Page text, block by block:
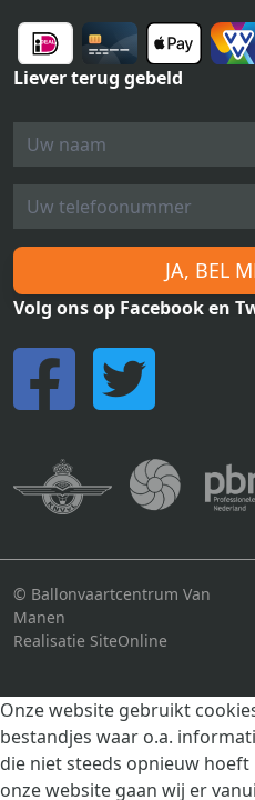
Liever terug gebeld
JA, BEL
Volg ons op Facebook en
© Ballonvaartcentrum Van
Manen
Realisatie SiteOnline
Onze website gebruikt
bestandjes waar o.a.
die niet steeds opnieuw
onze website gaan wij er